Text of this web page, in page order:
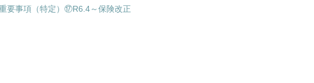
要事項（特定）⑰R6.4～保険改正